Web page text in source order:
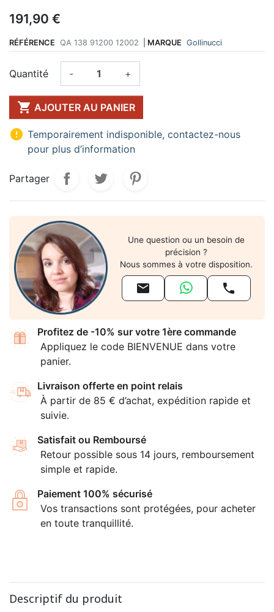
191,90 €
RÉFÉRENCE QA 138 91200 12002 MARQUE Gollinucci
Quantité - +
 AJOUTER AU PANIER
 Temporairement indisponible, contactez-nous
pour plus d’information
Partager
Une question ou un besoin de
précision ?
Nous sommes à votre disposition.
 
Profitez de -10% sur votre 1ère commande
Appliquez le code BIENVENUE dans votre
panier.
Livraison offerte en point relais
À partir de 85 € d’achat, expédition rapide et
suivie.
Satisfait ou Remboursé
Retour possible sous 14 jours, remboursement
simple et rapide.
Paiement 100% sécurisé
Vos transactions sont protégées, pour acheter
en toute tranquillité.
Descriptif du produit